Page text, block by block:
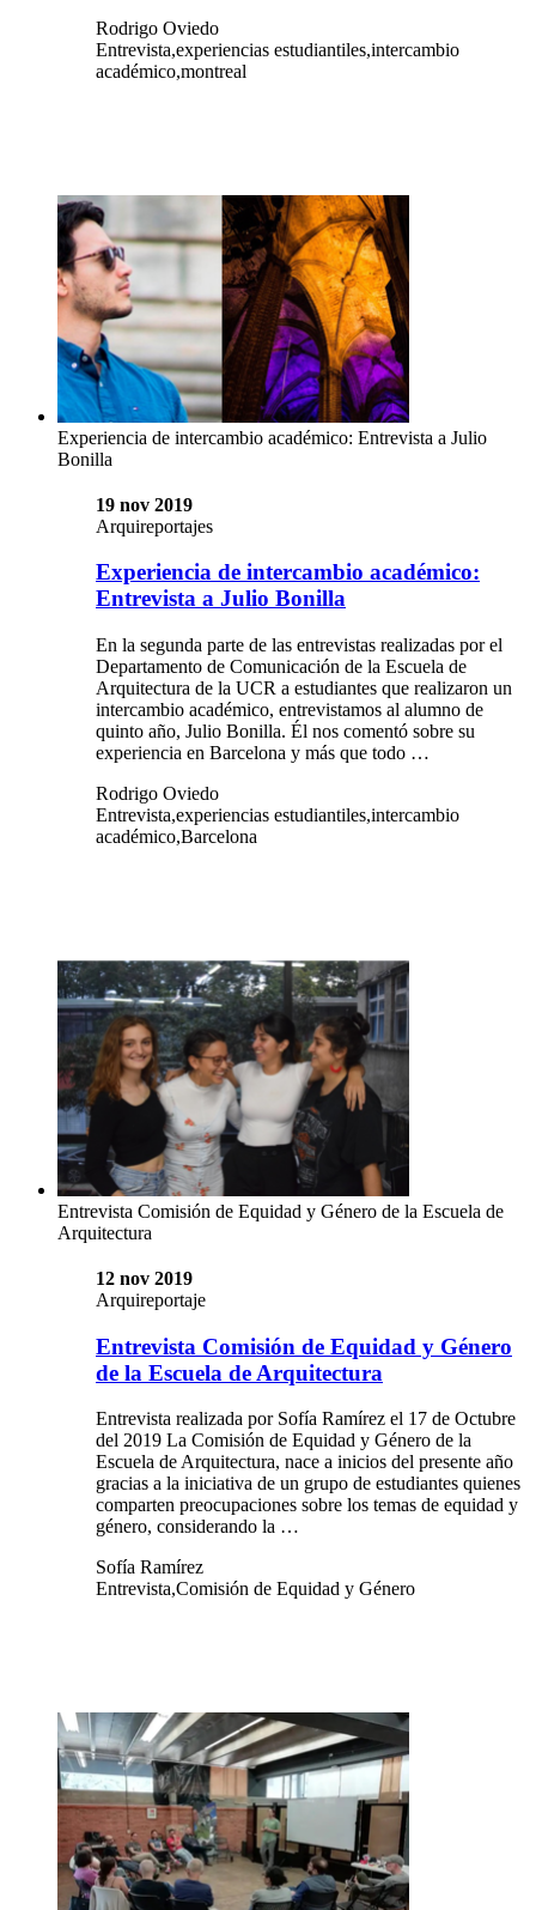
Rodrigo Oviedo
Entrevista,experiencias estudiantiles,intercambio
académico,montreal
Experiencia de intercambio académico: Entrevista a Julio
Bonilla
19 nov 2019
Arquireportajes
Experiencia de intercambio académico:
Entrevista a Julio Bonilla
En la segunda parte de las entrevistas realizadas por el
Departamento de Comunicación de la Escuela de
Arquitectura de la UCR a estudiantes que realizaron un
intercambio académico, entrevistamos al alumno de
quinto año, Julio Bonilla. Él nos comentó sobre su
experiencia en Barcelona y más que todo …
Rodrigo Oviedo
Entrevista,experiencias estudiantiles,intercambio
académico,Barcelona
Entrevista Comisión de Equidad y Género de la Escuela de
Arquitectura
12 nov 2019
Arquireportaje
Entrevista Comisión de Equidad y Género
de la Escuela de Arquitectura
Entrevista realizada por Sofía Ramírez el 17 de Octubre
del 2019 La Comisión de Equidad y Género de la
Escuela de Arquitectura, nace a inicios del presente año
gracias a la iniciativa de un grupo de estudiantes quienes
comparten preocupaciones sobre los temas de equidad y
género, considerando la …
Sofía Ramírez
Entrevista,Comisión de Equidad y Género